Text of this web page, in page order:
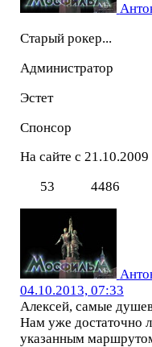
Старый рокер...
Администратор
Эстет
Спонсор
На сайте с 21.10.2009
53
4486
04.10.2013, 07:33
Алексей, самые
Нам уже достаточно
указанным